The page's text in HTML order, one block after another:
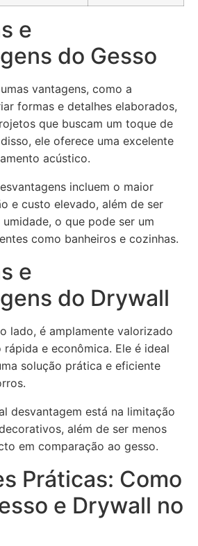
e
do Gesso
vantagens, como a
formas e detalhes elaborados,
que buscam um toque de
ele oferece uma excelente
acústico.
incluem o maior
e custo elevado, além de ser
o que pode ser um
como banheiros e cozinhas.
e
do Drywall
lado, é amplamente valorizado
rápida e econômica. Ele é ideal
solução prática e eficiente
desvantagem está na limitação
além de ser menos
em comparação ao gesso.
Práticas: Como
e Drywall no